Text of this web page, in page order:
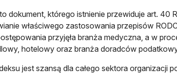
dokument, którego istnienie przewiduje art. 40
właściwego zastosowania przepisów
przyjęła branża medyczna, a w
hotelowy oraz branża doradców
jest szansą dla całego sektora organizacji